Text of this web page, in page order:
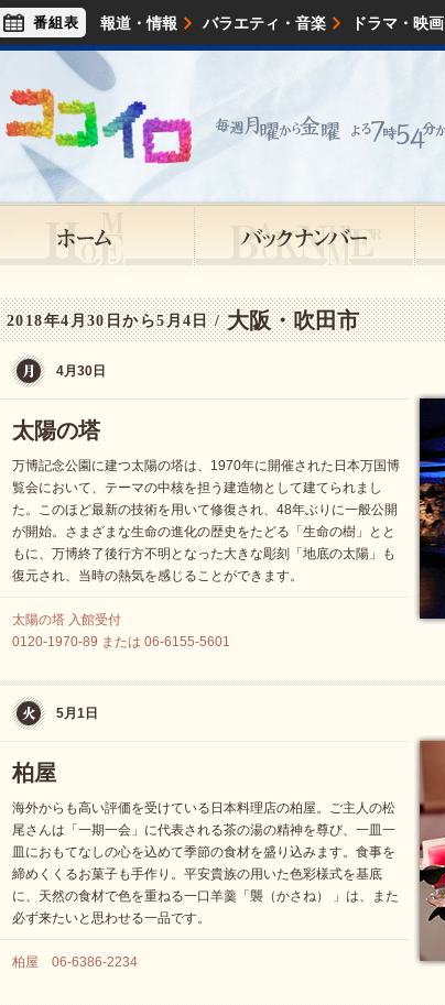
報道・情報 バラエティ・音楽 ドラマ・映画
ライフスタイル
番組表
2018年4月30日から5月4日 /大阪・吹田市
4月30日
太陽の塔
万博記念公園に建つ太陽の塔は、1970年に開催された日本万国博
覧会において、テーマの中核を担う建造物として建てられまし
た。このほど最新の技術を用いて修復され、48年ぶりに一般公開
が開始。さまざまな生命の進化の歴史をたどる「生命の樹」とと
もに、万博終了後行方不明となった大きな彫刻「地底の太陽」も
復元され、当時の熱気を感じることができます。
太陽の塔 入館受付
0120-1970-89 または 06-6155-5601
5月1日
柏屋
海外からも高い評価を受けている日本料理店の柏屋。ご主人の松
尾さんは「一期一会」に代表される茶の湯の精神を尊び、一皿一
皿におもてなしの心を込めて季節の食材を盛り込みます。食事を
締めくくるお菓子も手作り。平安貴族の用いた色彩様式を基底
に、天然の食材で色を重ねる一口羊羹「襲（かさね） 」は、また
必ず来たいと思わせる一品です。
柏屋 06-6386-2234